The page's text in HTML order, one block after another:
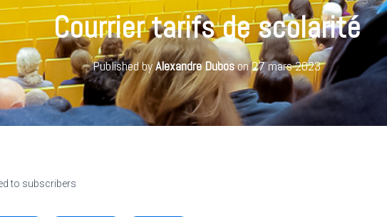
Courrier tarifs de scolarité
Published byAlexandre Duboson27 mars 2023
to subscribers